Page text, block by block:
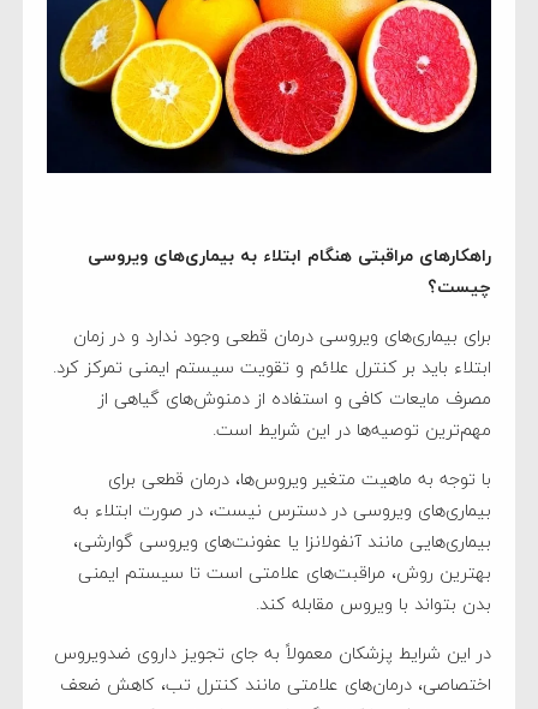
راهکارهای مراقبتی هنگام ابتلاء به بیماری‌های ویروسی
چیست؟
برای بیماری‌های ویروسی درمان قطعی وجود ندارد و در زمان
ابتلاء باید بر کنترل علائم و تقویت سیستم ایمنی تمرکز کرد.
مصرف مایعات کافی و استفاده از دمنوش‌های گیاهی از
مهم‌ترین توصیه‌ها در این شرایط است.
با توجه به ماهیت متغیر ویروس‌ها، درمان قطعی برای
بیماری‌های ویروسی در دسترس نیست، در صورت ابتلاء به
بیماری‌هایی مانند آنفولانزا یا عفونت‌های ویروسی گوارشی،
بهترین روش، مراقبت‌های علامتی است تا سیستم ایمنی
بدن بتواند با ویروس مقابله کند.
در این شرایط پزشکان معمولاً به جای تجویز داروی ضدویروس
اختصاصی، درمان‌های علامتی مانند کنترل تب، کاهش ضعف